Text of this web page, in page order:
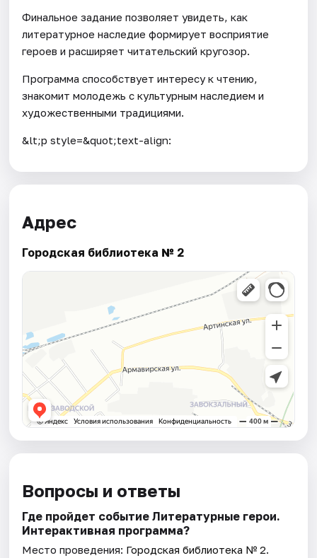
Финальное задание позволяет увидеть, как
литературное наследие формирует восприятие
героев и расширяет читательский кругозор.
Программа способствует интересу к чтению,
знакомит молодежь с культурным наследием и
художественными традициями.
&lt;p style=&quot;text-align:
Адрес
Городская библиотека № 2
Вопросы и ответы
Где пройдет событие Литературные герои.
Интерактивная программа?
Место проведения: Городская библиотека № 2.